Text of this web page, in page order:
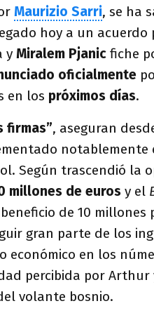
Maurizio Sarri, se ha
hoy a un
y Miralem Pjanic fiche
oficialmente
en los próximos días.
firmas”, aseguran
Según trascendió la
millones de euros y el
de 10 millones
gran parte de los
económico en los
percibida por Arthur
volante bosnio.